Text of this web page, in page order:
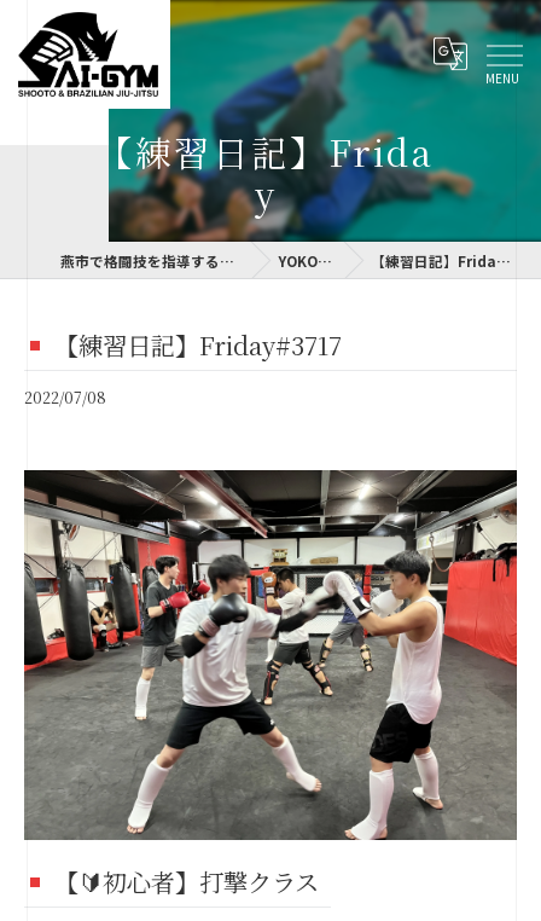
【練習日記】Frida
y
燕市で格闘技を指導するSAI-GYM YOKOLOG 【練習日記】Friday#3717
【練習日記】Friday#3717
2022/07/08
【🔰初心者】打撃クラス